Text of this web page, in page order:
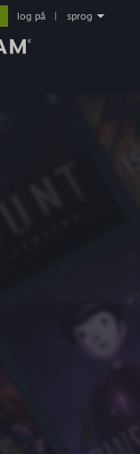
log på sprog